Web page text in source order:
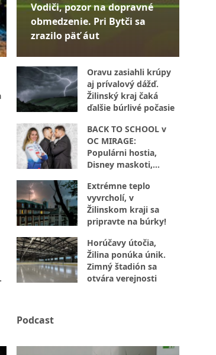
Vodiči, pozor na dopravné
obmedzenie. Pri Bytči sa
zrazilo päť áut
Oravu zasiahli krúpy
aj prívalový dážď.
Žilinský kraj čaká
ďalšie búrlivé počasie
BACK TO SCHOOL v
OC MIRAGE:
Populárni hostia,
Disney maskoti,
autogramiáda. Žilina
zažije popoludnie
plné zábavy
Extrémne teplo
vyvrcholí, v
Žilinskom kraji sa
pripravte na búrky!
Horúčavy útočia,
Žilina ponúka únik.
Zimný štadión sa
otvára verejnosti
Podcast